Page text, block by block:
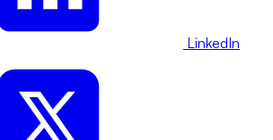
LinkedIn